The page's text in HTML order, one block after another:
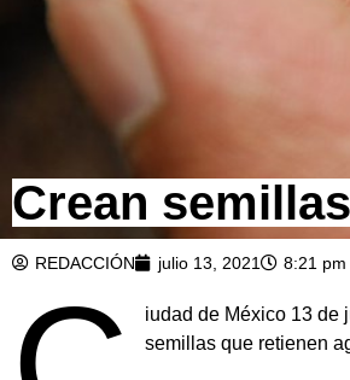
Crean
REDACCIÓN julio 13, 2021 8:21 pm
iudad de México 13 de
semillas que retienen